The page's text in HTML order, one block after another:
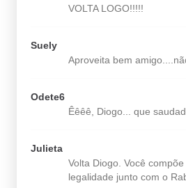
VOLTA LOGO!!!!!
Suely
Aproveita bem
Odete6
Êêêê, Diogo... que
Julieta
Volta Diogo. Você
legalidade junto com o